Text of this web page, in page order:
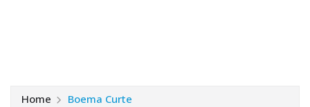
Home Boema Curte